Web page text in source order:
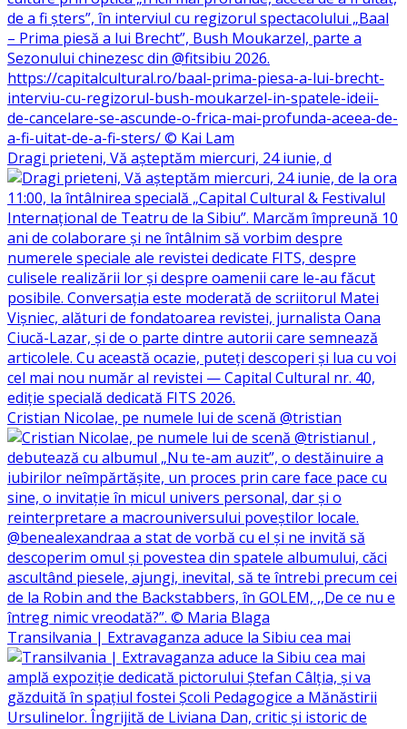
Dragi prieteni, Vă așteptăm miercuri, 24 iunie, d
Cristian Nicolae, pe numele lui de scenă @tristian
Transilvania | Extravaganza aduce la Sibiu cea mai